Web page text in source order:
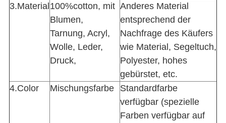
3.Material100%cotton, mit
Blumen,
Tarnung, Acryl,
Wolle, Leder,
Druck,
Anderes Material
entsprechend der
Nachfrage des Käufers
wie Material, Segeltuch,
Polyester, hohes
gebürstet, etc.
4.Color
Mischungsfarbe
Standardfarbe
verfügbar (spezielle
Farben verfügbar auf